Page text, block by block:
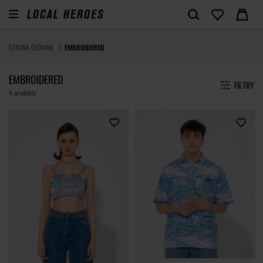
STRONA GŁÓWNA EMBROIDERED
EMBROIDERED
4 produkty
FILTRY